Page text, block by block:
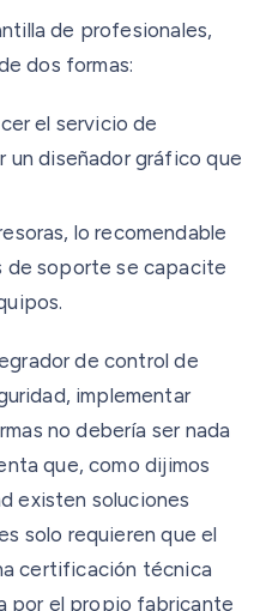
de profesionales,
dos formas:
el servicio de
un diseñador gráfico que
lo recomendable
de soporte se capacite
de control de
implementar
no debería ser nada
que, como dijimos
existen soluciones
solo requieren que el
certificación técnica
por el propio fabricante